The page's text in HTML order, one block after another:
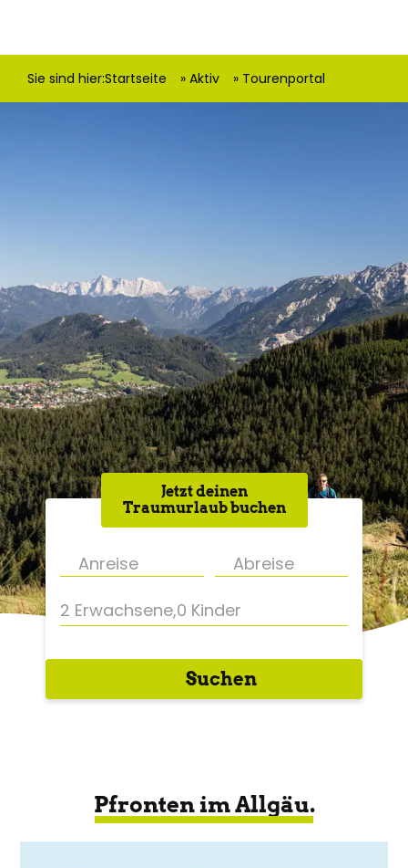
Sie sind hier:Startseite Aktiv Tourenportal
Jetzt deinen
Traumurlaub buchen
2 Erwachsene,0 Kinder
Suchen
Pfronten im Allgäu.